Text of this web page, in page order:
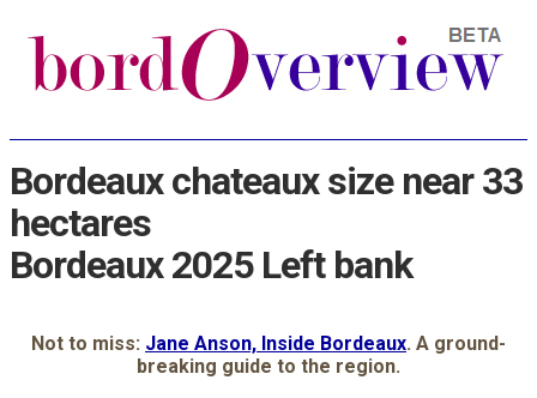
Bordeaux chateaux size near 33
hectares
Bordeaux 2025 Left bank
Not to miss: Jane Anson, Inside Bordeaux. A ground-
breaking guide to the region.